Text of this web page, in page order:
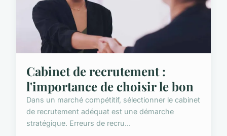
Cabinet de recrutement :
l'importance de choisir le bon
Dans un marché compétitif, sélectionner le cabinet
de recrutement adéquat est une démarche
stratégique. Erreurs de recru...